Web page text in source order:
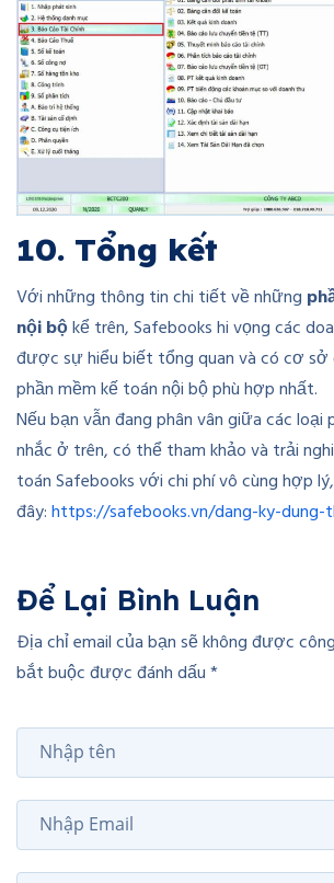
10. Tổng kết
Với những thông tin chi tiết về những
nội bộkể trên, Safebooks hi vọng các
được sự hiểu biết tổng quan và có cơ
phần mềm kế toán nội bộ phù hợp nhất.
Nếu bạn vẫn đang phân vân giữa các
nhắc ở trên, có thể tham khảo và trải
toán Safebooks với chi phí vô cùng hợp
đây:https://safebooks.vn/dang-ky-dung-
Để Lại Bình Luận
Địa chỉ email của bạn sẽ không được
bắt buộc được đánh dấu *